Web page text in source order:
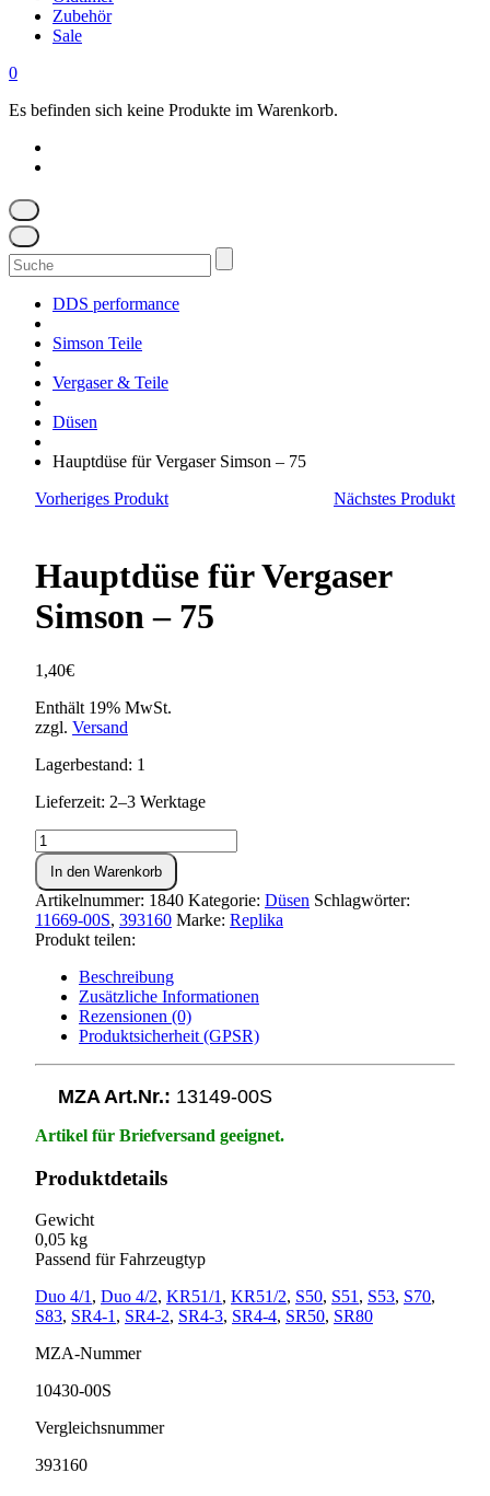
Zubehör
Sale
0
Es befinden sich keine Produkte im Warenkorb.
Suchen
nach:
DDS performance
Simson Teile
Vergaser & Teile
Düsen
Hauptdüse für Vergaser Simson – 75
Vorheriges Produkt
Nächstes Produkt
Hauptdüse für Vergaser
Simson – 75
1,40€
Enthält 19% MwSt.
zzgl. Versand
Lagerbestand: 1
Lieferzeit: 2–3 Werktage
Hauptdüse
für
Vergaser
Simson
-
75
In den Warenkorb
Artikelnummer: 1840 Kategorie: Düsen Schlagwörter:
11669-00S, 393160 Marke: Replika
Produkt teilen:
Beschreibung
Zusätzliche Informationen
Rezensionen (0)
Produktsicherheit (GPSR)
MZA Art.Nr.: 13149-00S
Artikel für Briefversand geeignet.
Produktdetails
Gewicht
0,05 kg
Passend für Fahrzeugtyp
Duo 4/1 , Duo 4/2, KR51/1 , KR51/2, S50, S51 , S53, S70,
S83, SR4-1 , SR4-2, SR4-3, SR4-4, SR50, SR80
MZA-Nummer
10430-00S
Vergleichsnummer
393160